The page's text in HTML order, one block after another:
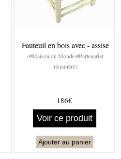
Fauteuil en bois avec - assise
(#Maison du Monde #Partenariat
rémunéré)
186€
Voir ce produit
Ajouter au panier